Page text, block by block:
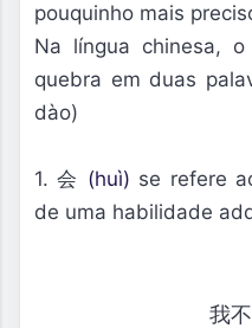
pouquinho mais
Na língua chinesa,
quebra em duas
dào)
1. 会 (huì) se refere
de uma habilidade
我